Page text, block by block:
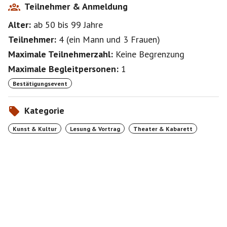
Teilnehmer & Anmeldung
Alter: ab 50 bis 99Jahre
Teilnehmer: 4 (ein Mann und 3 Frauen)
Maximale Teilnehmerzahl: Keine Begrenzung
Maximale Begleitpersonen: 1
Bestätigungsevent
Kategorie
Kunst & Kultur Lesung & Vortrag Theater & Kabarett